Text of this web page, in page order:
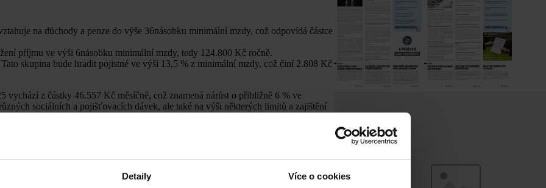
Detaily Více o cookies
na důchody a penze do výše 36násobku minimální mzdy, což odpovídá částce
příjmu ve výši 6násobku minimální mzdy, tedy 124.800 Kč ročně.
Tato skupina bude hradit pojistné ve výši 13,5 % z minimální mzdy, což činí 2.808 Kč
vychází z částky 46.557 Kč měsíčně, což znamená nárůst o přibližně 6 % ve
sociálních a pojišťovacích dávek, ale také na výši některých limitů a zajištění
pojištění se v roce 2025 zvýšila na 4.500 Kč, oproti 4.000 Kč v roce 2024.
pojištění je stanoven při dosažení měsíčního příjmu 25 % průměrné mzdy, což v